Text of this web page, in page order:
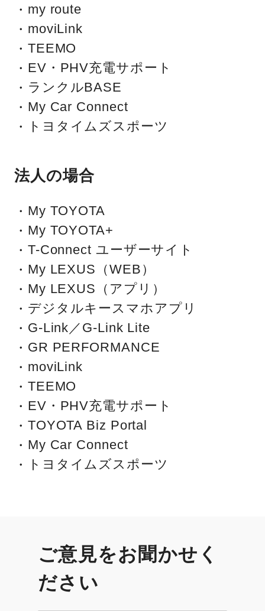
my route
moviLink
TEEMO
EV・PHV充電サポート
ランクルBASE
My Car Connect
トヨタイムズスポーツ
法人の場合
My TOYOTA
My TOYOTA+
T-Connect ユーザーサイト
My LEXUS（WEB）
My LEXUS（アプリ）
デジタルキースマホアプリ
G-Link／G-Link Lite
GR PERFORMANCE
moviLink
TEEMO
EV・PHV充電サポート
TOYOTA Biz Portal
My Car Connect
トヨタイムズスポーツ
ご意見をお聞かせく
ださい